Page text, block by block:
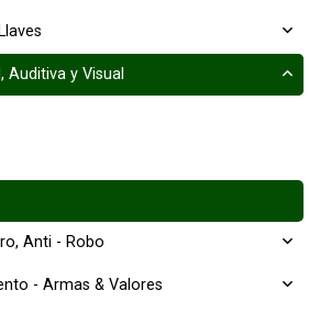
Auditiva y Visual
Anti - Robo
- Armas & Valores